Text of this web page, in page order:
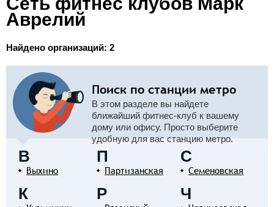
Аврелий
Найдено организаций: 2
Поиск по станции метро
В этом разделе вы найдете
ближайший фитнес-клуб к вашему
дому или офису. Просто выберите
удобную для вас станцию метро.
В
Выхино
К
П
Партизанская
Р
С
Семеновская
Ч